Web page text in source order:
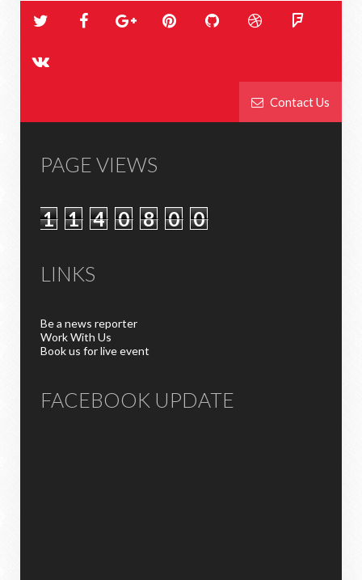
Contact Us
PAGE VIEWS
1 1 4 0 8 0 0
LINKS
Be a news reporter
Work With Us
Book us for live event
FACEBOOK UPDATE